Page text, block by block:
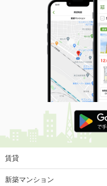
賃貸
新築マンション